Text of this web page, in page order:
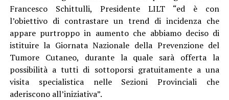
Francesco Schittulli, Presidente LILT “ed è con
l’obiettivo di contrastare un trend di incidenza che
appare purtroppo in aumento che abbiamo deciso di
istituire la Giornata Nazionale della Prevenzione del
Tumore Cutaneo, durante la quale sarà offerta la
possibilità a tutti di sottoporsi gratuitamente a una
visita specialistica nelle Sezioni Provinciali che
aderiscono all’iniziativa”.